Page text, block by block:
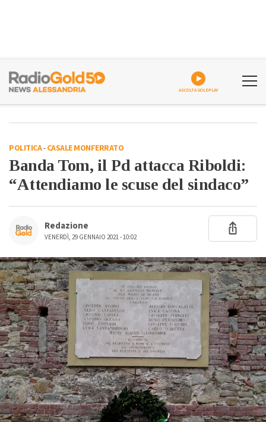
ASCOLTA GOLDPLAY
POLITICA-CASALE MONFERRATO
Banda Tom, il Pd attacca Riboldi:
“Attendiamo le scuse del sindaco”
Redazione
VENERDÌ, 29 GENNAIO 2021 - 10:02